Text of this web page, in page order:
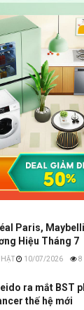
Paris,
Hiệu Tháng 7
10/07/2026 8
ra mắt BST
thế hệ mới